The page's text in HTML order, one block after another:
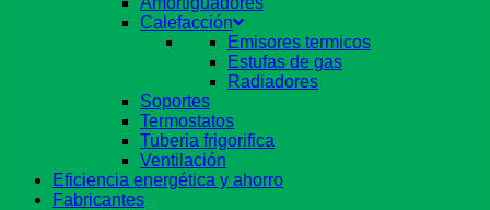
Calefacción
Emisores termicos
Estufas de gas
Radiadores
Soportes
Termostatos
Tuberia frigorifica
Ventilación
Eficiencia energética y ahorro
Fabricantes